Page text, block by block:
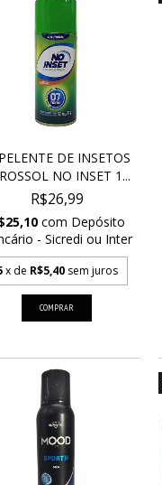
DE INSETOS
NO INSET 1...
R$26,99
com Depósito
- Sicredi ou Inter
x de R$5,40 sem juros